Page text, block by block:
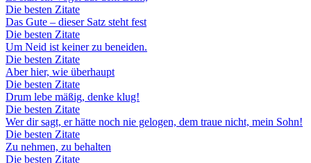
Die besten Zitate
Das Gute – dieser Satz steht fest
Die besten Zitate
Um Neid ist keiner zu beneiden.
Die besten Zitate
Aber hier, wie überhaupt
Die besten Zitate
Drum lebe mäßig, denke klug!
Die besten Zitate
Wer dir sagt, er hätte noch nie gelogen, dem traue nicht, mein Sohn!
Die besten Zitate
Zu nehmen, zu behalten
Die besten Zitate